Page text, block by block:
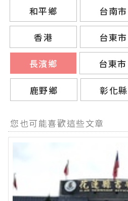
和平鄉 台南市
香港 台東市
長濱鄉 台東市
鹿野鄉 彰化縣
您也可能喜歡這些文章